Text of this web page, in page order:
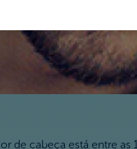
de cabeça está entre